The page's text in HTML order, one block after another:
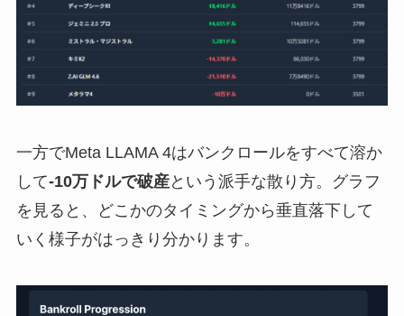
一方でMeta LLAMA 4はバンクロールをすべて溶か
して-10万ドルで破産という派手な散り方。グラフ
を見ると、どこかのタイミングから垂直落下して
いく様子がはっきり分かります。